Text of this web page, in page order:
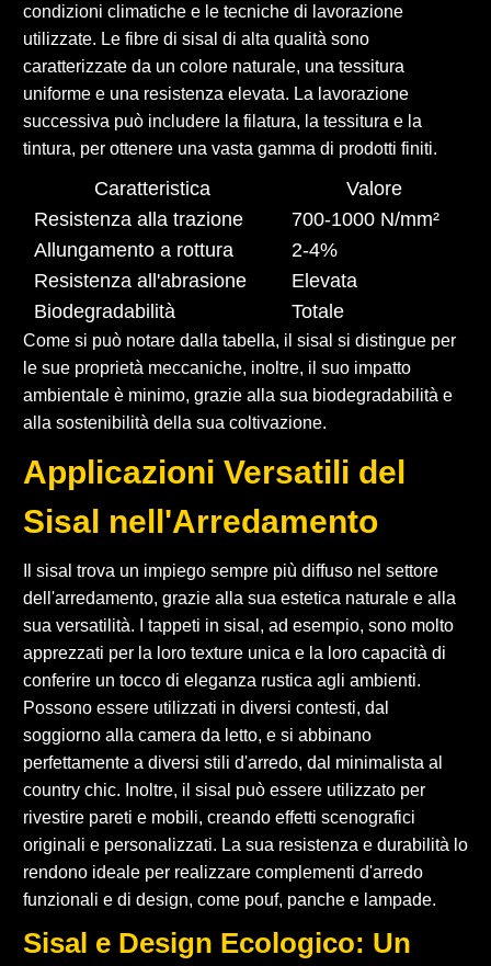
condizioni climatiche e le tecniche di lavorazione
utilizzate. Le fibre di sisal di alta qualità sono
caratterizzate da un colore naturale, una tessitura
uniforme e una resistenza elevata. La lavorazione
successiva può includere la filatura, la tessitura e la
tintura, per ottenere una vasta gamma di prodotti finiti.
Caratteristica
Valore
Resistenza alla trazione
700-1000 N/mm²
Allungamento a rottura
2-4%
Resistenza all'abrasione
Elevata
Biodegradabilità
Totale
Come si può notare dalla tabella, il sisal si distingue per
le sue proprietà meccaniche, inoltre, il suo impatto
ambientale è minimo, grazie alla sua biodegradabilità e
alla sostenibilità della sua coltivazione.
Applicazioni Versatili del
Sisal nell'Arredamento
Il sisal trova un impiego sempre più diffuso nel settore
dell'arredamento, grazie alla sua estetica naturale e alla
sua versatilità. I tappeti in sisal, ad esempio, sono molto
apprezzati per la loro texture unica e la loro capacità di
conferire un tocco di eleganza rustica agli ambienti.
Possono essere utilizzati in diversi contesti, dal
soggiorno alla camera da letto, e si abbinano
perfettamente a diversi stili d'arredo, dal minimalista al
country chic. Inoltre, il sisal può essere utilizzato per
rivestire pareti e mobili, creando effetti scenografici
originali e personalizzati. La sua resistenza e durabilità lo
rendono ideale per realizzare complementi d'arredo
funzionali e di design, come pouf, panche e lampade.
Sisal e Design Ecologico: Un